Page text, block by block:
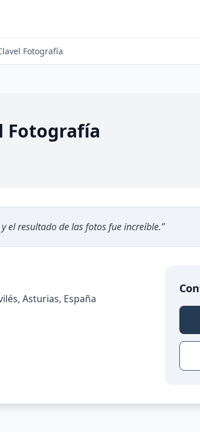
Fotografía
Fotografía
el resultado de las fotos fue increíble.”
Asturias, España